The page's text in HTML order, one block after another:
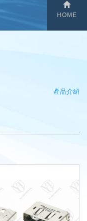
HOME
產品介紹